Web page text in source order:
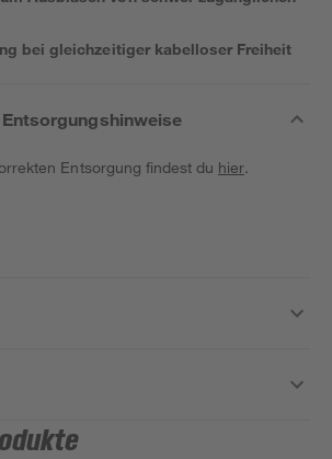
bei gleichzeitiger kabelloser Freiheit
Entsorgung findest du hier.